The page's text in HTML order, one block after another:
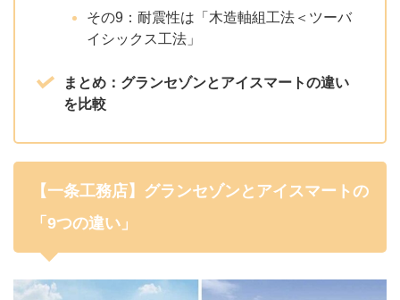
その9：耐震性は「木造軸組工法＜ツーバ
イシックス工法」
まとめ：グランセゾンとアイスマートの違い
を比較
【一条工務店】グランセゾンとアイスマートの
「9つの違い」